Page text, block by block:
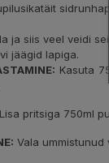
ja siis veel veidi
jäägid lapiga.
Kasuta
Lisa pritsiga 750ml
Vala